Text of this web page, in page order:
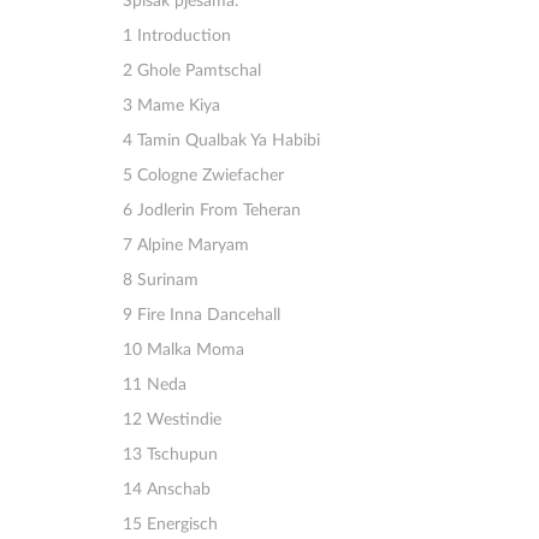
1 Introduction
2 Ghole Pamtschal
3 Mame Kiya
4 Tamin Qualbak Ya Habibi
5 Cologne Zwiefacher
6 Jodlerin From Teheran
7 Alpine Maryam
8 Surinam
9 Fire Inna Dancehall
10 Malka Moma
11 Neda
12 Westindie
13 Tschupun
14 Anschab
15 Energisch